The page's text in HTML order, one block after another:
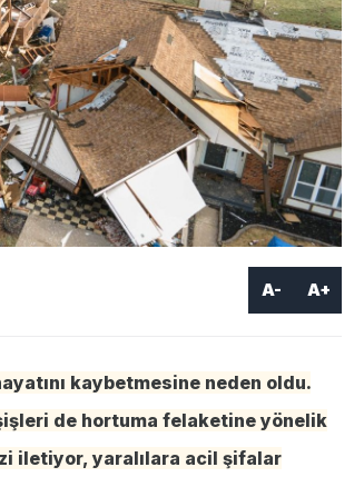
A- A+
kaybetmesine neden oldu.
de hortuma felaketine yönelik
iletiyor, yaralılara acil şifalar